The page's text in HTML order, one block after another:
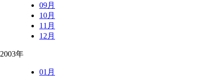
09月
10月
11月
12月
2003年
01月